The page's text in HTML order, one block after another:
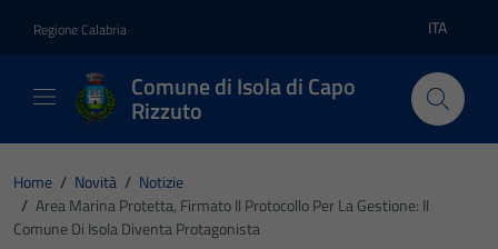
Regione Calabria Lingua
ITA
Comune di Isola di Capo
Rizzuto
Home / Novità / Notizie
/ Area Marina Protetta, Firmato Il Protocollo Per La Gestione: Il
Comune Di Isola Diventa Protagonista